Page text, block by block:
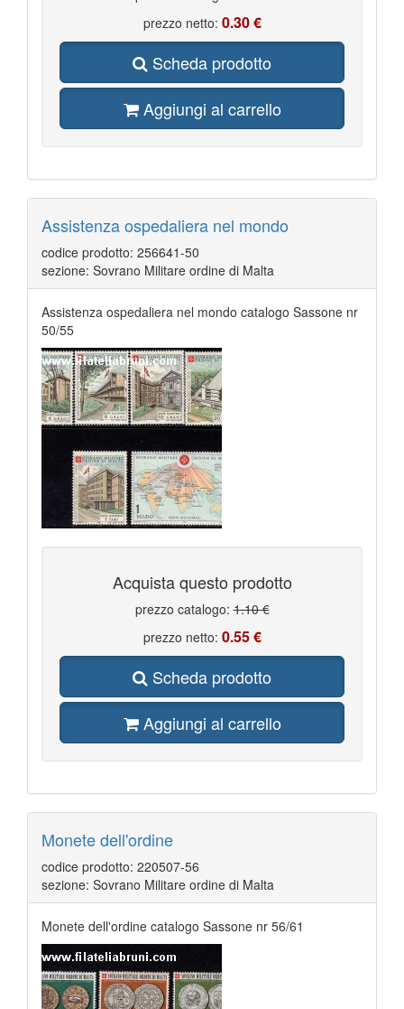
prezzo netto: 0.30 €
Scheda prodotto
Aggiungi al carrello
Assistenza ospedaliera nel mondo
codice prodotto: 256641-50
sezione: Sovrano Militare ordine di Malta
Assistenza ospedaliera nel mondo catalogo Sassone nr
50/55
Acquista questo prodotto
prezzo catalogo:1.10 €
prezzo netto: 0.55 €
Scheda prodotto
Aggiungi al carrello
Monete dell'ordine
codice prodotto: 220507-56
sezione: Sovrano Militare ordine di Malta
Monete dell'ordine catalogo Sassone nr 56/61